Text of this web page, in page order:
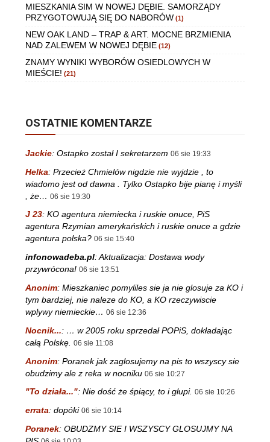
MIESZKANIA SIM W NOWEJ DĘBIE. SAMORZĄDY
PRZYGOTOWUJĄ SIĘ DO NABORÓW (1)
NEW OAK LAND – TRAP & ART. MOCNE BRZMIENIA
NAD ZALEWEM W NOWEJ DĘBIE (12)
ZNAMY WYNIKI WYBORÓW OSIEDLOWYCH W
MIEŚCIE! (21)
OSTATNIE KOMENTARZE
Jackie: Ostapko został I sekretarzem 06 sie 19:33
Helka: Przecież Chmielów nigdzie nie wyjdzie , to
wiadomo jest od dawna . Tylko Ostapko bije pianę i myśli
, że… 06 sie 19:30
J 23: KO agentura niemiecka i ruskie onuce, PiS
agentura Rzymian amerykańskich i ruskie onuce a gdzie
agentura polska? 06 sie 15:40
infonowadeba.pl:Aktualizacja: Dostawa wody
przywrócona! 06 sie 13:51
Anonim: Mieszkaniec pomyliles sie ja nie glosuje za KO i
tym bardziej, nie naleze do KO, a KO rzeczywiscie
wplywy niemieckie… 06 sie 12:36
Nocnik...: … w 2005 roku sprzedał POPiS, dokładając
całą Polskę. 06 sie 11:08
Anonim: Poranek jak zaglosujemy na pis to wszyscy sie
obudzimy ale z reka w nocniku 06 sie 10:27
"To działa...": Nie dość że śpiący, to i głupi. 06 sie 10:26
errata: dopóki 06 sie 10:14
Poranek: OBUDZMY SIE I WSZYSCY GLOSUJMY NA